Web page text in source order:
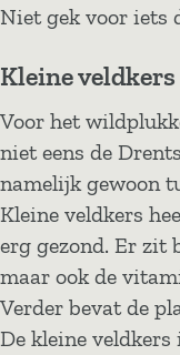
Niet gek voor iets
Kleine veldkers
Voor het
niet eens de
namelijk gewoon
Kleine veldkers
erg gezond. Er zit
maar ook de
Verder bevat de
De kleine veldkers